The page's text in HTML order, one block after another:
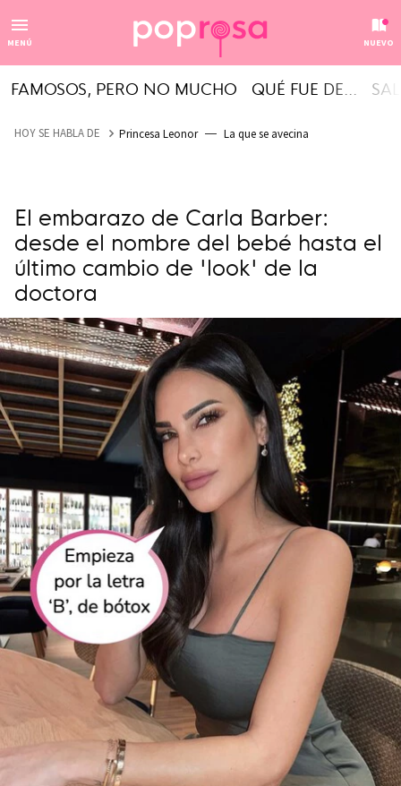
MENÚ NUEVO
FAMOSOS, PERO NO MUCHO QUÉ FUE DE...
HOY SE HABLA DE Princesa Leonor La que se avecina
El embarazo de Carla Barber:
desde el nombre del bebé hasta el
último cambio de 'look' de la
doctora